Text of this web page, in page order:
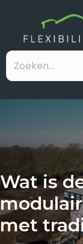
Wat is
met